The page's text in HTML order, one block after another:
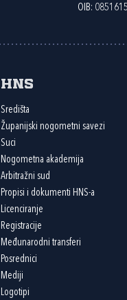
OIB:
HNS
Središta
Županijski nogometni savezi
Suci
Nogometna akademija
Arbitražni sud
Propisi i dokumenti HNS-a
Licenciranje
Registracije
Međunarodni transferi
Posrednici
Mediji
Logotipi